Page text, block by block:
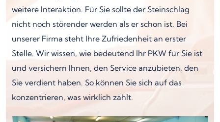
weitere Interaktion. Für Sie sollte der Steinschlag
nicht noch störender werden als er schon ist. Bei
unserer Firma steht Ihre Zufriedenheit an erster
Stelle. Wir wissen, wie bedeutend Ihr PKW für Sie ist
und versichern Ihnen, den Service anzubieten, den
Sie verdient haben. So können Sie sich auf das
konzentrieren, was wirklich zählt.